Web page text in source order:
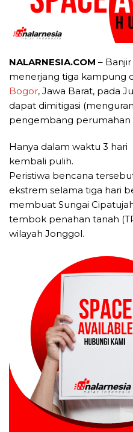
NALARNESIA.COM –
menerjang tiga kampung
Bogor, Jawa Barat, pada
dapat dimitigasi
pengembang perumahan
Hanya dalam waktu 3
kembali pulih.
Peristiwa bencana
ekstrem selama tiga hari
membuat Sungai
tembok penahan tanah
wilayah Jonggol.